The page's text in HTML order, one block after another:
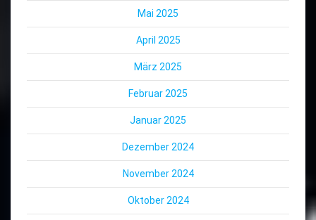
Mai 2025
April 2025
März 2025
Februar 2025
Januar 2025
Dezember 2024
November 2024
Oktober 2024